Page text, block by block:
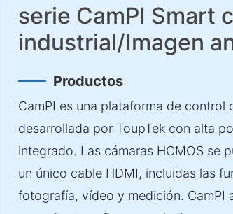
serie CamPI Smart
industrial/Imagen
Productos
CamPI es una plataforma de control
desarrollada por ToupTek con alta
integrado. Las cámaras HCMOS se
un único cable HDMI, incluidas las
fotografía, vídeo y medición. CamPI